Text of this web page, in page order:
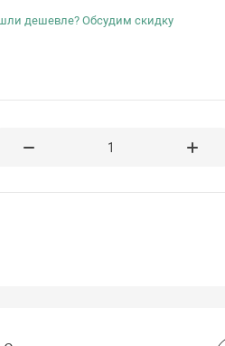
дешевле? Обсудим скидку